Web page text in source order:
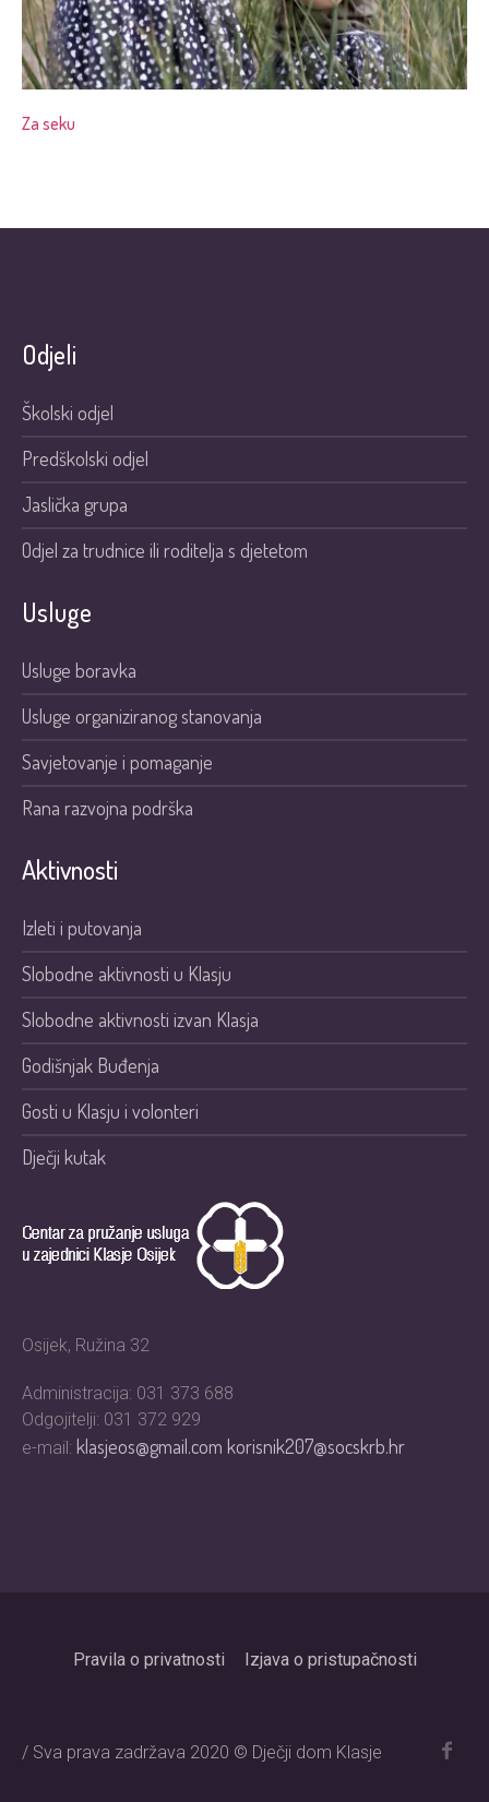
Za seku
Odjeli
Školski odjel
Predškolski odjel
Jaslička grupa
Odjel za trudnice ili roditelja s djetetom
Usluge
Usluge boravka
Usluge organiziranog stanovanja
Savjetovanje i pomaganje
Rana razvojna podrška
Aktivnosti
Izleti i putovanja
Slobodne aktivnosti u Klasju
Slobodne aktivnosti izvan Klasja
Godišnjak Buđenja
Gosti u Klasju i volonteri
Dječji kutak
Osijek, Ružina 32
Administracija: 031 373 688
Odgojitelji: 031 372 929
e-mail: klasjeos@gmail.comkorisnik207@socskrb.hr
Pravila o privatnosti Izjava o pristupačnosti
/ Sva prava zadržava 2020 © Dječji dom Klasje